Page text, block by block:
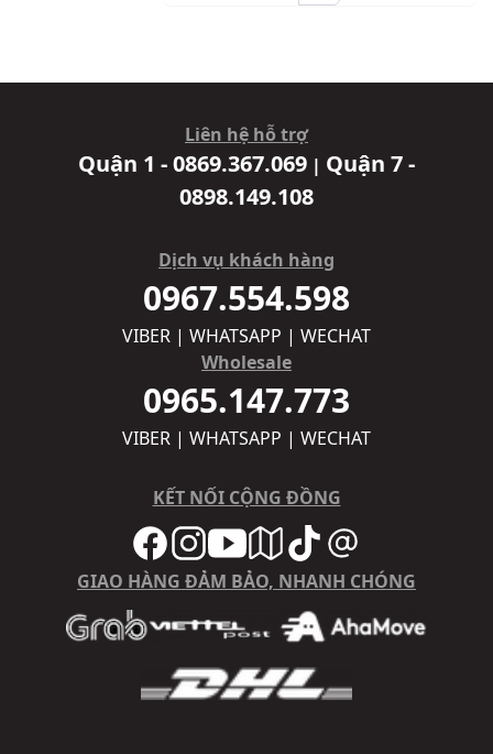
Liên hệ hỗ trợ
Quận 1 - 0869.367.069 | Quận 7 -
0898.149.108
Dịch vụ khách hàng
0967.554.598
VIBER | WHATSAPP | WECHAT
Wholesale
0965.147.773
VIBER | WHATSAPP | WECHAT
KẾT NỐI CỘNG ĐỒNG
GIAO HÀNG ĐẢM BẢO, NHANH CHÓNG